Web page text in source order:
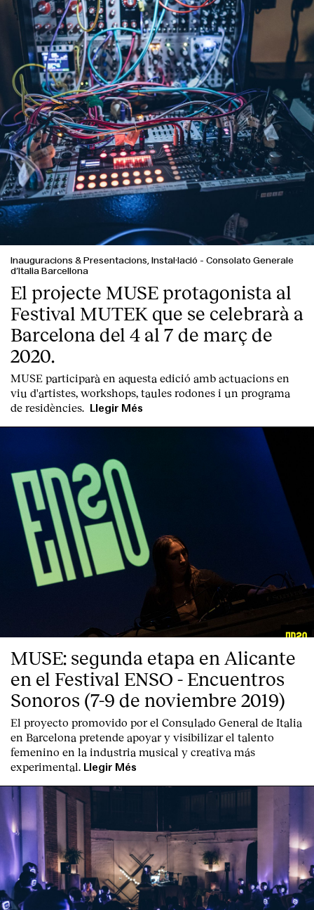
Inauguracions & Presentacions, Instal·lació - Consolato Generale
d’Italia Barcellona
El projecte MUSE protagonista al
Festival MUTEK que se celebrarà a
Barcelona del 4 al 7 de març de
2020.
MUSE participarà en aquesta edició amb actuacions en
viu d'artistes, workshops, taules rodones i un programa
de residències.
Llegir Més
MUSE: segunda etapa en Alicante
en el Festival ENSO - Encuentros
Sonoros (7-9 de noviembre 2019)
El proyecto promovido por el Consulado General de Italia
en Barcelona pretende apoyar y visibilizar el talento
femenino en la industria musical y creativa más
experimental. Llegir Més